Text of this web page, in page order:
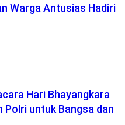
Warga Antusias Hadiri
Hari Bhayangkara
Polri untuk Bangsa dan